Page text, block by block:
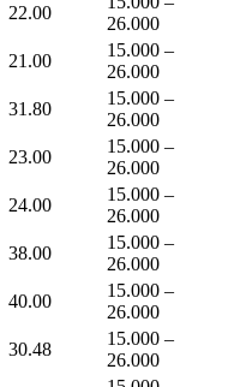
22.00
26.000
21.00
15.000 –
26.000
31.80
15.000 –
26.000
23.00
15.000 –
26.000
24.00
15.000 –
26.000
38.00
15.000 –
26.000
40.00
15.000 –
26.000
30.48
15.000 –
26.000